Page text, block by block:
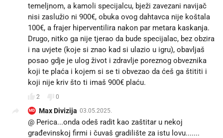
temeljnom, a kamoli specijalcu, bježi zavezani navijač
nisi zaslužio ni 900€, obuka ovog dahtavca nije koštala
100€, a frajer hiperventilira nakon par metara kaskanja.
Drugo, nitko ga nije tjerao da bude specijalac, bez obzira
i na uvjete (koje si znao kad si ulazio u igru), obavljaš
posao gdje je ulog život i zdravlje poreznog obveznika
koji te plaća i kojem si se ti obvezao da ćeš ga štititi i
koji nije kriv što ti imaš 900€ plaću.
2 0
MD Max Divizija 03.05.2025.
@ Perica...onda odeš radit kao zaštitar u nekoj
građevinskoj firmi i čuvaš gradilište za istu lovu.......